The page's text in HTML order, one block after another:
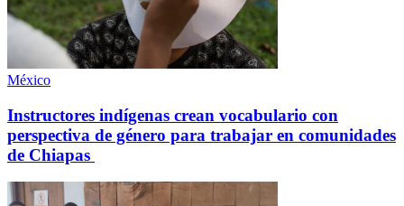
México
Instructores indígenas crean vocabulario con
perspectiva de género para trabajar en comunidades
de Chiapas